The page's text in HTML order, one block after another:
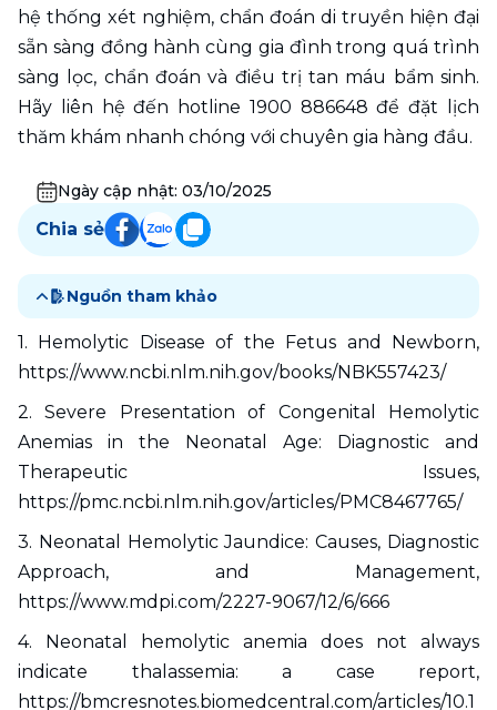
hệ thống xét nghiệm, chẩn đoán di truyền hiện đại
sẵn sàng đồng hành cùng gia đình trong quá trình
sàng lọc, chẩn đoán và điều trị tan máu bẩm sinh.
Hãy liên hệ đến hotline 1900 886648 để đặt lịch
thăm khám nhanh chóng với chuyên gia hàng đầu.
Ngày cập nhật: 03/10/2025
Chia sẻ
Nguồn tham khảo
1. Hemolytic Disease of the Fetus and Newborn,
https://www.ncbi.nlm.nih.gov/books/NBK557423/
2. Severe Presentation of Congenital Hemolytic
Anemias in the Neonatal Age: Diagnostic and
Therapeutic Issues,
https://pmc.ncbi.nlm.nih.gov/articles/PMC8467765/
3. Neonatal Hemolytic Jaundice: Causes, Diagnostic
Approach, and Management,
https://www.mdpi.com/2227-9067/12/6/666
4. Neonatal hemolytic anemia does not always
indicate thalassemia: a case report,
https://bmcresnotes.biomedcentral.com/articles/10.1